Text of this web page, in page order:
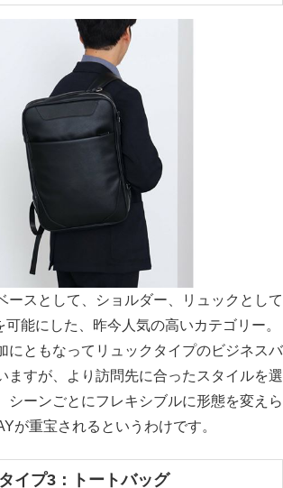
ースとして、ショルダー、リュックとして
能にした、昨今人気の高いカテゴリー。
にともなってリュックタイプのビジネスバ
ますが、より訪問先に合ったスタイルを選
シーンごとにフレキシブルに形態を変えら
が重宝されるというわけです。
タイプ3：トートバッグ